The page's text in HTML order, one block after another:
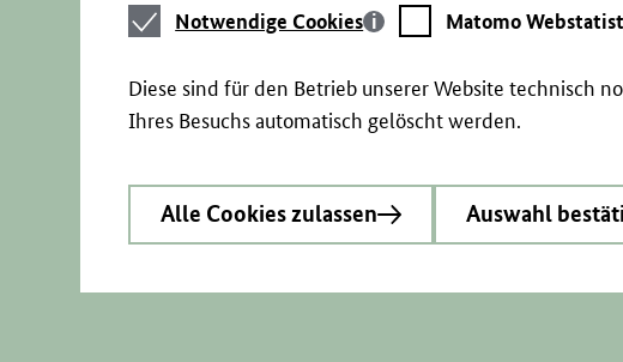
Notwendige
Cookies
Notwendige Cookies
Matomo
Webstatistik
Matomo
Diese sind für den Betrieb unserer Website technisch
Ihres Besuchs automatisch gelöscht werden.
Alle Cookies zulassen Auswahl